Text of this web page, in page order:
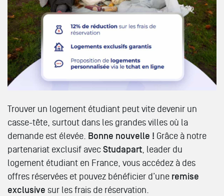
Trouver un logement étudiant peut vite devenir un
casse-tête, surtout dans les grandes villes où la
demande est élevée. Bonne nouvelle ! Grâce à notre
partenariat exclusif avec Studapart, leader du
logement étudiant en France, vous accédez à des
offres réservées et pouvez bénéficier d’une remise
exclusive sur les frais de réservation.